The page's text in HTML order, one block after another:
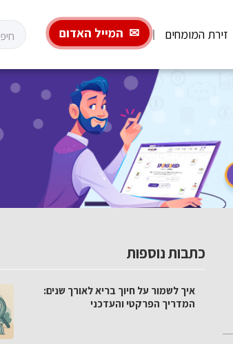
זירת המומחים המייל האדום
כתבות נוספות
איך לשמור על חיוך בריא לאורך שנים:
המדריך הפרקטי והעדכני